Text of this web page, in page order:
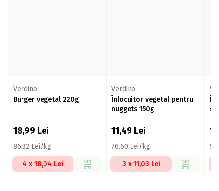
Verdino
Burger vegetal 220g
18,99 Lei
86,32 Lei/kg
4 x 18,04 Lei
Verdino
Înlocuitor vegetal pentru
nuggets 150g
11,49 Lei
76,60 Lei/kg
3 x 11,03 Lei